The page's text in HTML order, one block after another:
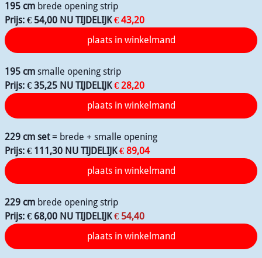
195 cm brede opening strip
Prijs: € 54,00 NU TIJDELIJK€ 43,20
195 cm smalle opening strip
Prijs: € 35,25 NU TIJDELIJK€ 28,20
229 cm set= brede + smalle opening
Prijs: € 111,30 NU TIJDELIJK€ 89,04
229 cm brede opening strip
Prijs: € 68,00 NU TIJDELIJK€ 54,40